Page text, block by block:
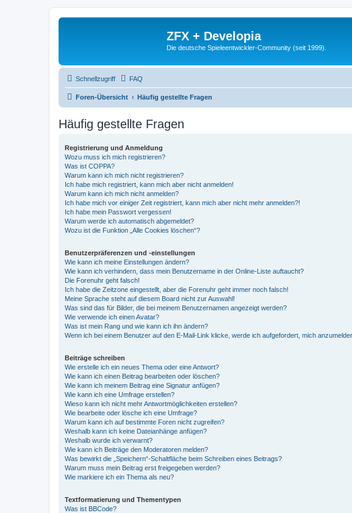
ZFX + Developia
Die deutsche Spieleentwickler-Community (seit 1999).
Schnellzugriff FAQ
Foren-Übersicht Häufig gestellte Fragen
Häufig gestellte Fragen
Registrierung und Anmeldung
Wozu muss ich mich registrieren?
Was ist COPPA?
Warum kann ich mich nicht registrieren?
Ich habe mich registriert, kann mich aber nicht anmelden!
Warum kann ich mich nicht anmelden?
Ich habe mich vor einiger Zeit registriert, kann mich aber nicht mehr anmelden?!
Ich habe mein Passwort vergessen!
Warum werde ich automatisch abgemeldet?
Wozu ist die Funktion „Alle Cookies löschen“?
Benutzerpräferenzen und -einstellungen
Wie kann ich meine Einstellungen ändern?
Wie kann ich verhindern, dass mein Benutzername in der Online-Liste auftaucht?
Die Forenuhr geht falsch!
Ich habe die Zeitzone eingestellt, aber die Forenuhr geht immer noch falsch!
Meine Sprache steht auf diesem Board nicht zur Auswahl!
Was sind das für Bilder, die bei meinem Benutzernamen angezeigt werden?
Wie verwende ich einen Avatar?
Was ist mein Rang und wie kann ich ihn ändern?
Wenn ich bei einem Benutzer auf den E-Mail-Link klicke, werde ich aufgefordert, mich
Beiträge schreiben
Wie erstelle ich ein neues Thema oder eine Antwort?
Wie kann ich einen Beitrag bearbeiten oder löschen?
Wie kann ich meinem Beitrag eine Signatur anfügen?
Wie kann ich eine Umfrage erstellen?
Wieso kann ich nicht mehr Antwortmöglichkeiten erstellen?
Wie bearbeite oder lösche ich eine Umfrage?
Warum kann ich auf bestimmte Foren nicht zugreifen?
Weshalb kann ich keine Dateianhänge anfügen?
Weshalb wurde ich verwarnt?
Wie kann ich Beiträge den Moderatoren melden?
Was bewirkt die „Speichern“-Schaltfläche beim Schreiben eines Beitrags?
Warum muss mein Beitrag erst freigegeben werden?
Wie markiere ich ein Thema als neu?
Textformatierung und Thementypen
Was ist BBCode?